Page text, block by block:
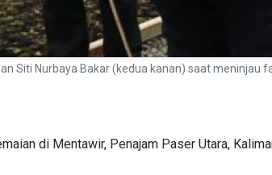
Siti Nurbaya Bakar (kedua kanan) saat
di Mentawir, Penajam Paser Utara,